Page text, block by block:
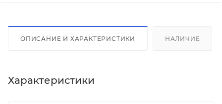
ОПИСАНИЕ И ХАРАКТЕРИСТИКИ НАЛИЧИЕ
Характеристики